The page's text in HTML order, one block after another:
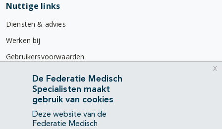
Nuttige links
Diensten & advies
Werken bij
Gebruikersvoorwaarden
Privacyverklaring
Contact
Mercatorlaan 1200
3528 BL Utrecht
De Federatie Medisch
Specialisten maakt
gebruik van cookies
Deze website van de
Federatie Medisch
x